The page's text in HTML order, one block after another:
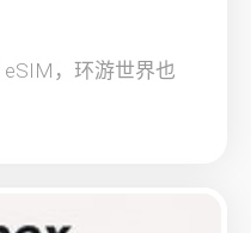
，环游世界也